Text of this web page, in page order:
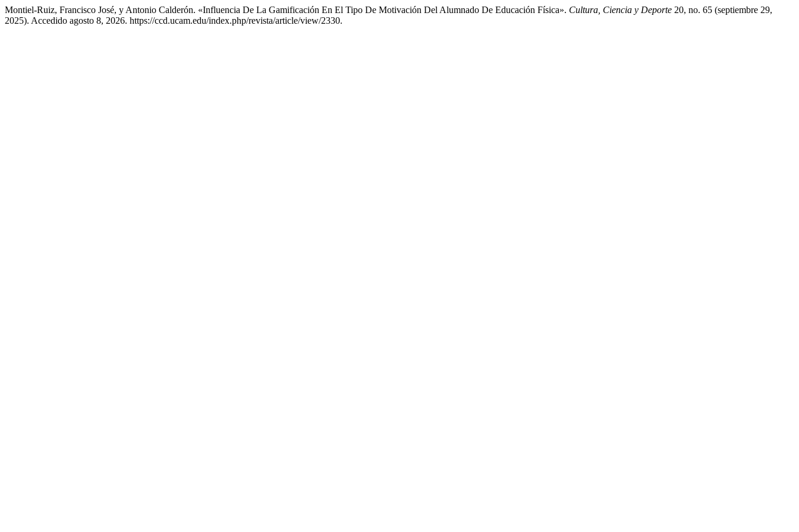
Montiel-Ruiz, Francisco José, y Antonio Calderón. «Influencia De La Gamificación En El Tipo De Motivación Del Alumnado De Educación Física». Cultura, Ciencia y Deporte 20, no. 65 (septiembre 29,
2025). Accedido agosto 8, 2026. https://ccd.ucam.edu/index.php/revista/article/view/2330.